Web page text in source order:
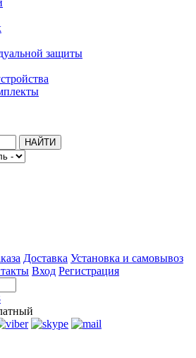
защиты
НАЙТИ
Доставка Установка и самовывоз
Вход Регистрация